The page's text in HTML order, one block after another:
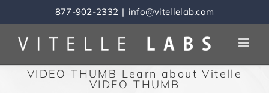
to
content
877-902-2332 | info@vitellelab.com
VIDEO THUMB Learn about Vitelle
VIDEO THUMB